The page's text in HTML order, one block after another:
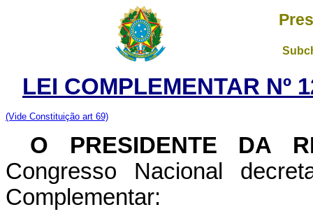
LEI COMPLEMENTAR Nº
(Vide Constituição art 69)
O PRESIDENTE DA
Congresso Nacional
Complementar: